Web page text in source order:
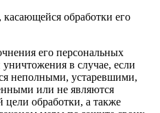
обработки его
его персональных
в случае, если
неполными, устаревшими,
или не являются
цели обработки, а также